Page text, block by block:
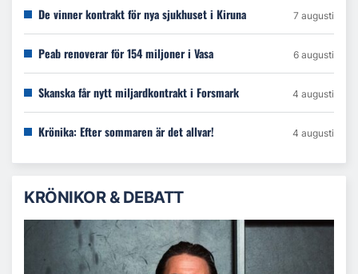
De vinner kontrakt för nya sjukhuset i Kiruna 7 augusti
Peab renoverar för 154 miljoner i Vasa 6 augusti
Skanska får nytt miljardkontrakt i Forsmark 4 augusti
Krönika: Efter sommaren är det allvar! 4 augusti
KRÖNIKOR & DEBATT